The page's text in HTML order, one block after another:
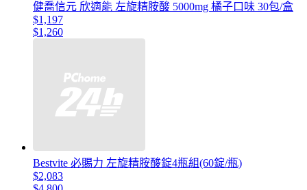
健喬信元 欣適能 左旋精胺酸 5000mg 橘子口味 30包/盒
$1,197
$1,260
Bestvite 必賜力 左旋精胺酸錠4瓶組(60錠/瓶)
$2,083